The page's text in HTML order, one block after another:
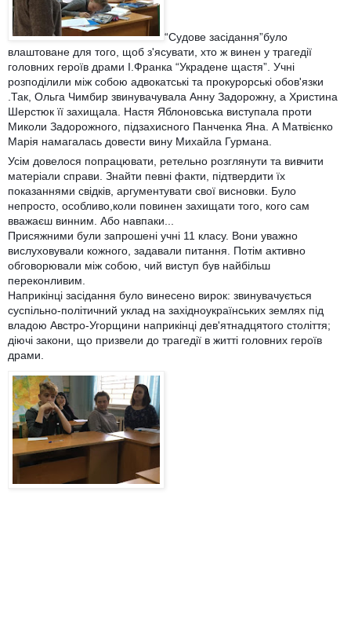
“Судове засідання”було
влаштоване для того, щоб з'ясувати, хто ж винен у трагедії
головних героїв драми І.Франка “Украдене щастя”. Учні
розподілили між собою адвокатські та прокурорські обов'язки
.Так, Ольга Чимбир звинувачувала Анну Задорожну, а Христина
Шерстюк її захищала. Настя Яблоновська виступала проти
Миколи Задорожного, підзахисного Панченка Яна. А Матвієнко
Марія намагалась довести вину Михайла Гурмана.
Усім довелося попрацювати, ретельно розглянути та вивчити
матеріали справи. Знайти певні факти, підтвердити їх
показаннями свідків, аргументувати свої висновки. Було
непросто, особливо,коли повинен захищати того, кого сам
вважаєш винним. Або навпаки...
Присяжними були запрошені учні 11 класу. Вони уважно
вислуховували кожного, задавали питання. Потім активно
обговорювали між собою, чий виступ був найбільш
переконливим.
Наприкінці засідання було винесено вирок: звинувачується
суспільно-політичний уклад на західноукраїнських землях під
владою Австро-Угорщини наприкінці дев'ятнадцятого століття;
діючі закони, що призвели до трагедії в житті головних героїв
драми.